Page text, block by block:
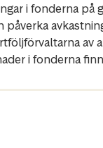
i fonderna
av
i fonderna